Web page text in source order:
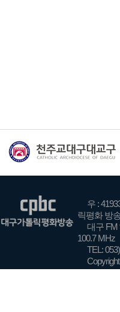
우 :
릭평화 방
대구 FM
100.7 MHz
TEL: